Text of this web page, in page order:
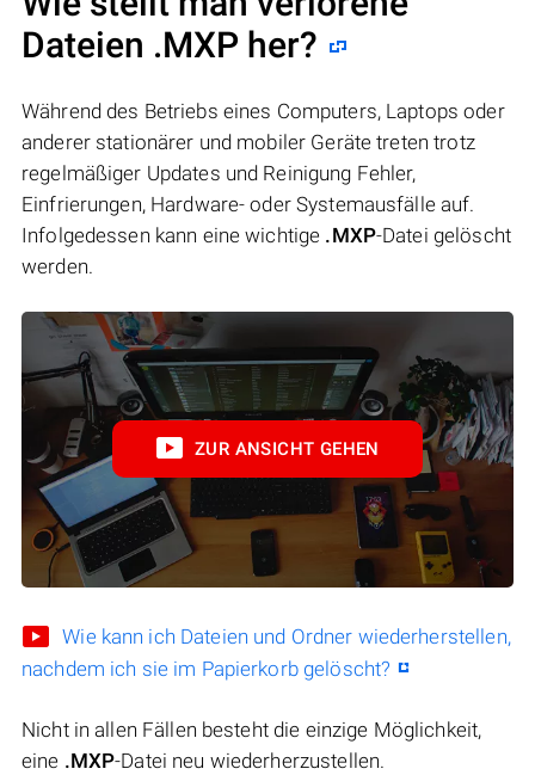
Dateien .MXP her?
Während des Betriebs eines Computers, Laptops oder
anderer stationärer und mobiler Geräte treten trotz
regelmäßiger Updates und Reinigung Fehler,
Einfrierungen, Hardware- oder Systemausfälle auf.
Infolgedessen kann eine wichtige .MXP-Datei gelöscht
werden.
ZUR ANSICHT GEHEN
Wie kann ich Dateien und Ordner wiederherstellen,
nachdem ich sie im Papierkorb gelöscht?
Nicht in allen Fällen besteht die einzige Möglichkeit,
eine .MXP-Datei neu wiederherzustellen.